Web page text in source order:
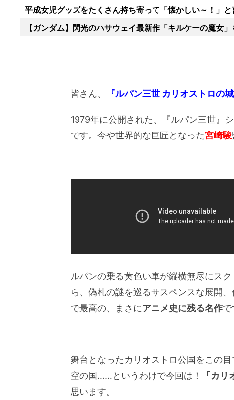
平成女児グッズをたくさん持ち寄って「懐かしい～！」と
【ガンダム】閃光のハサウェイ最新作「キルケーの魔女
皆さん、 『ルパン三世 カリオストロの城
1979年に公開された、『ルパン三世』
です。今や世界的な巨匠となった宮崎駿
ルパンの乗る黄色い車が縦横無尽にス
ら、偽札の謎を巡るサスペンスな展開
で最高の、まさにアニメ史に残る名作で
舞台となったカリオストロ公国をこの
空の国……というわけで今回は！
「カリ
思います。